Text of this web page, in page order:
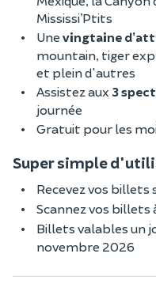
Mississi’Ptits
Une vingtaine
mountain, tiger
et plein d'autres
Assistez aux 3
journée
Gratuit pour les
Super simple
Recevez vos
Scannez vos
Billets valables un
novembre 2026